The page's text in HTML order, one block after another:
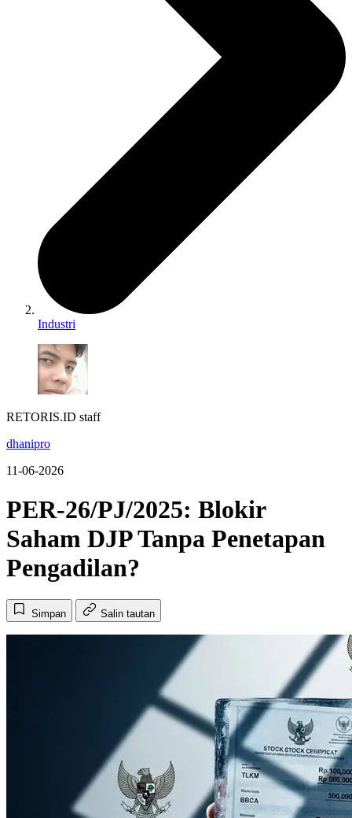
Industri
RETORIS.ID staff
dhanipro
11-06-2026
PER-26/PJ/2025: Blokir
Saham DJP Tanpa Penetapan
Pengadilan?
Simpan Salin tautan